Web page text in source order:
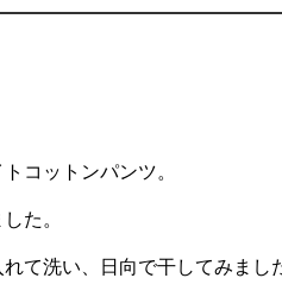
コットンパンツ。
た。
て洗い、日向で干してみまし